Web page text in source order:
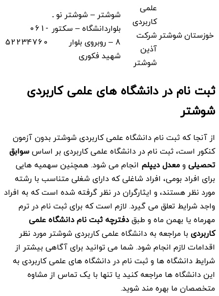
خوزستانشوشتر
علمی
کاربردی
شرکت
آذین
شوشتر
شوشتر – شوشتر نو ـ
بلواردانشگاه – سکتور
8 – روبروی بلوار
شهید فکوری
061-
52234760
ثبت نام در دانشگاه های علمی کاربردی
شوشتر
از آنجا که ثبت نام دانشگاه علمی کاربردی شوشتر بدون آزمون
کنکور است، ثبت نام در دانشگاه علمی کاربردی بر اساسسوابق
تحصیلی ومعدل دیپلم انجام می شود. همچنین سهمیه هایی
برای افراد بومی، افراد شاغلی که دارای شغلی متناسب با رشته
مورد نظر هستند، و ایثارگران در نظر گرفته شده است که به افراد
واجد شرایط تعلق می گیرد. لازم است که برای ثبت نام در ترم
مهرماه یا بهمن ماه و طبقدفترچه ثبت نام دانشگاه علمی
کاربردی با مراجعه به دانشگاه علمی کاربردی شوشتر مورد نظر
اقدامات لازم انجام شود. شما می توانید برای آگاهی بیشتر از
شرایط دانشگاه ها و ثبت نام در دانشگاه های علمی کاربردی به
این دانشگاه ها مراجعه کنید یا تنها با یک تماس از مشاوه
متخصصان ما بهره مند شوید.